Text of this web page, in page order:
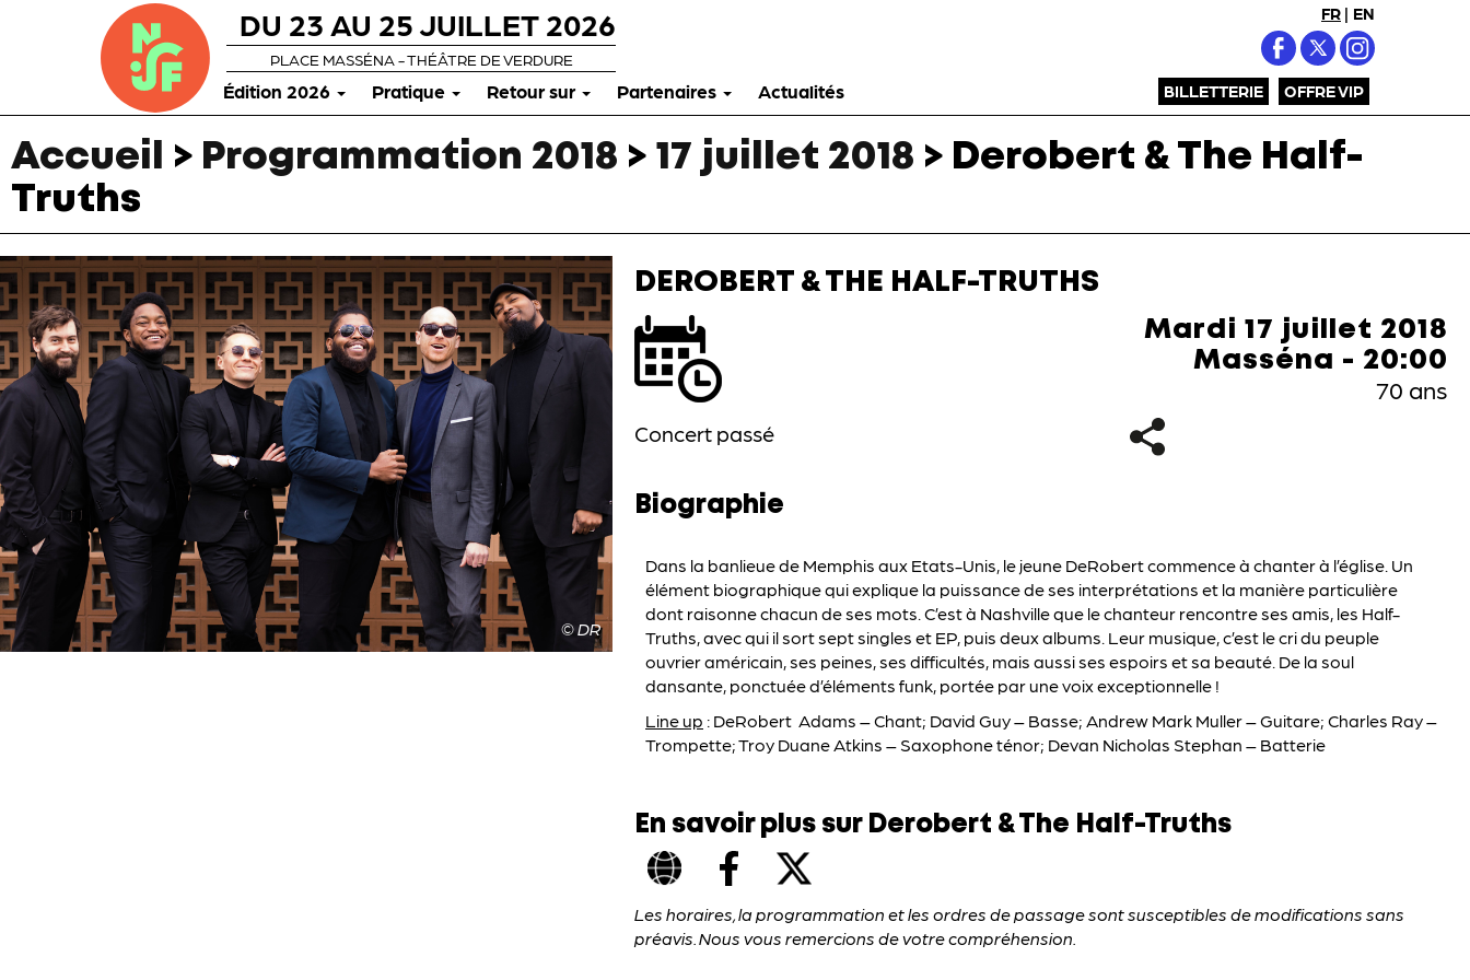
FR | EN
BILLETTERIE OFFRE VIP
DU 23 AU 25 JUILLET 2026
PLACE MASSÉNA - THÉÂTRE DE VERDURE
Édition 2026 Pratique Retour sur Partenaires Actualités
Accueil > Programmation 2018 > 17 juillet 2018 > Derobert & The Half-
Truths
© DR
DEROBERT & THE HALF-TRUTHS
Mardi 17 juillet 2018
Masséna - 20:00
70 ans
Concert passé
Biographie
Dans la banlieue de Memphis aux Etats-Unis, le jeune DeRobert commence à chanter à l’église. Un
élément biographique qui explique la puissance de ses interprétations et la manière particulière
dont raisonne chacun de ses mots. C’est à Nashvilleque le chanteur rencontre ses amis, les Half-
Truths, avec qui il sort sept singles et EP, puis deux albums. Leur musique, c’est le cri du peuple
ouvrier américain, ses peines, ses difficultés, mais aussi ses espoirs et sa beauté. De la soul
dansante, ponctuée d’éléments funk, portée par une voix exceptionnelle !
Line up : DeRobert Adams – Chant; David Guy – Basse; Andrew Mark Muller – Guitare; Charles Ray –
Trompette; Troy Duane Atkins – Saxophone ténor; Devan Nicholas Stephan – Batterie
En savoir plus sur Derobert & The Half-Truths
Les horaires, la programmation et les ordres de passage sont susceptibles de modifications sans
préavis. Nous vous remercions de votre compréhension.